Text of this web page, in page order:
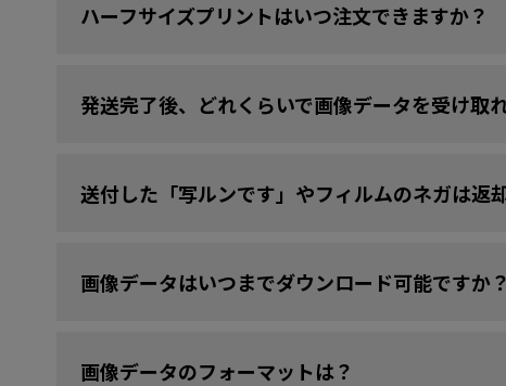
ハーフサイズプリントはいつ注文できますか？
発送完了後、どれくらいで画像データを受け取
送付した「写ルンです」やフィルムのネガは返
画像データはいつまでダウンロード可能ですか？
画像データのフォーマットは？